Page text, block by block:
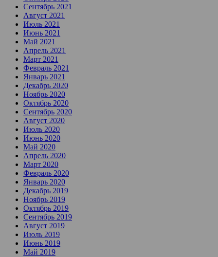
Сентябрь 2021
Август 2021
Июль 2021
Июнь 2021
Май 2021
Апрель 2021
Март 2021
Февраль 2021
Январь 2021
Декабрь 2020
Ноябрь 2020
Октябрь 2020
Сентябрь 2020
Август 2020
Июль 2020
Июнь 2020
Май 2020
Апрель 2020
Март 2020
Февраль 2020
Январь 2020
Декабрь 2019
Ноябрь 2019
Октябрь 2019
Сентябрь 2019
Август 2019
Июль 2019
Июнь 2019
Май 2019